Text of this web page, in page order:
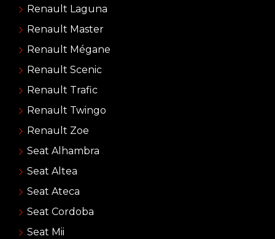
Renault Laguna
Renault Master
Renault Mégane
Renault Scenic
Renault Trafic
Renault Twingo
Renault Zoe
Seat Alhambra
Seat Altea
Seat Ateca
Seat Cordoba
Seat Mii